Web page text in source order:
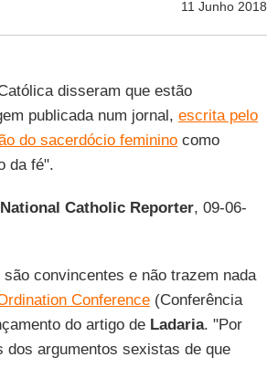
11 Junho 2018
disseram que estão
publicada num jornal, escrita pelo
do sacerdócio femininocomo
da fé".
National Catholic Reporter, 09-06-
convincentes e não trazem nada
Conference(Conferência
do artigo de Ladaria. "Por
dos argumentos sexistas de que